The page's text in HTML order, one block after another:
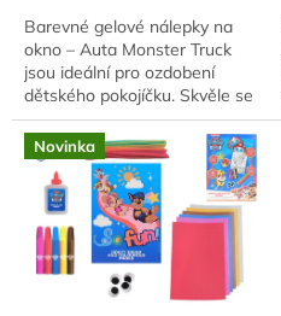
Barevné gelové nálepky na
okno – Auta Monster Truck
jsou ideální pro ozdobení
dětského pokojíčku. Skvěle se
hodí na okna, diář, sešity,
mobil nebo zrcadlo. Hračka je
vhodná pro...
Novinka